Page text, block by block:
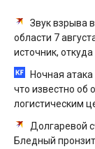
Звук взрыва
области 7
источник,
Ночная
что известно об
логистическим
Долгаревой
Бледный